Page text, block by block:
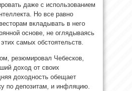
даже с использованием
Но все равно
вкладывать в него
основе, не оглядываясь
самых обстоятельств.
резюмировал Чебесков,
доход от своих
доходность обещает
по депозитам, и инфляцию.